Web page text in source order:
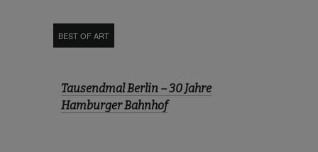
BEST OF ART
Tausendmal Berlin – 30 Jahre
Hamburger Bahnhof